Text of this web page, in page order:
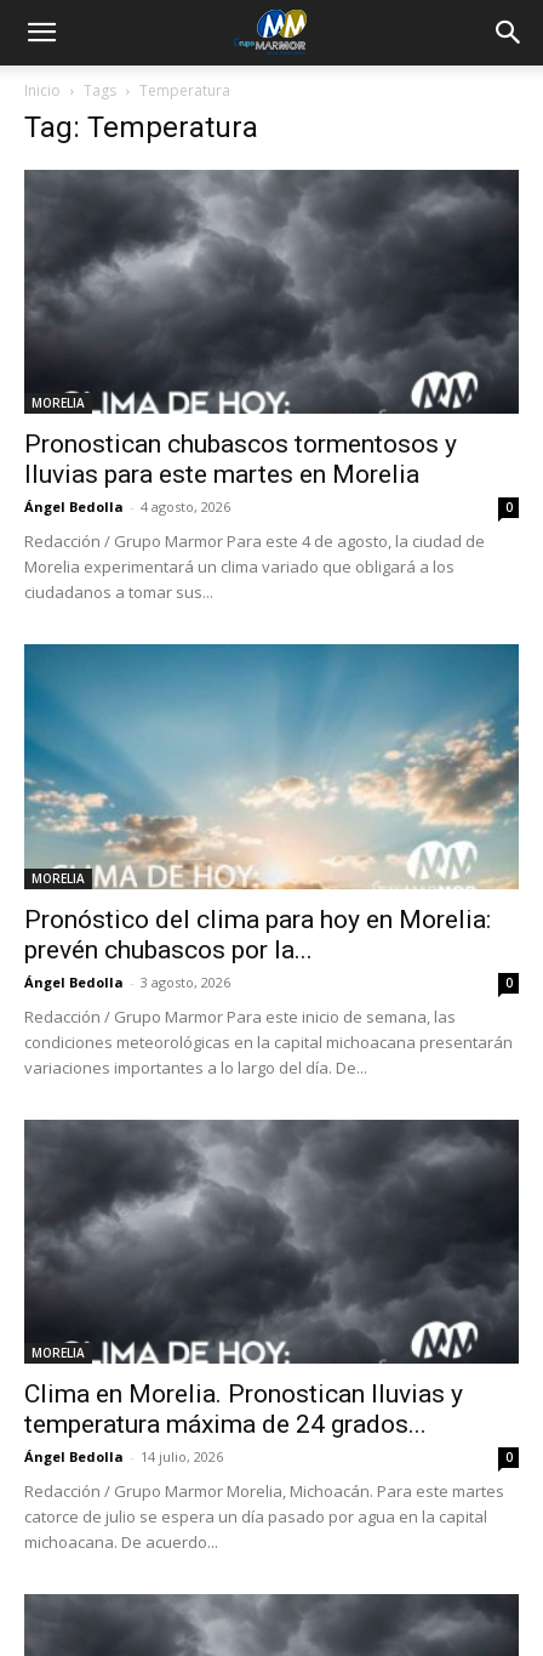
Inicio Tags Temperatura
Tag: Temperatura
MORELIA
Pronostican chubascos tormentosos y
lluvias para este martes en Morelia
Ángel Bedolla - 4 agosto, 2026 0
Redacción / Grupo Marmor Para este 4 de agosto, la ciudad de
Morelia experimentará un clima variado que obligará a los
ciudadanos a tomar sus...
MORELIA
Pronóstico del clima para hoy en Morelia:
prevén chubascos por la...
Ángel Bedolla - 3 agosto, 2026 0
Redacción / Grupo Marmor Para este inicio de semana, las
condiciones meteorológicas en la capital michoacana presentarán
variaciones importantes a lo largo del día. De...
MORELIA
Clima en Morelia. Pronostican lluvias y
temperatura máxima de 24 grados...
Ángel Bedolla - 14 julio, 2026 0
Redacción / Grupo Marmor Morelia, Michoacán. Para este martes
catorce de julio se espera un día pasado por agua en la capital
michoacana. De acuerdo...